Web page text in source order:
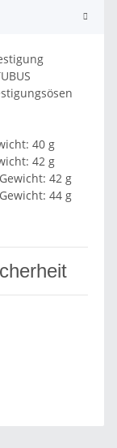
40 g
42 g
42 g
44 g